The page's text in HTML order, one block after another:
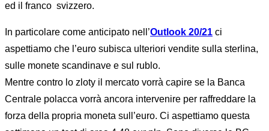
ed il franco svizzero.
In particolare come anticipato nell’Outlook 20/21 ci
aspettiamo che l’euro subisca ulteriori vendite sulla sterlina,
sulle monete scandinave e sul rublo.
Mentre contro lo zloty il mercato vorrà capire se la Banca
Centrale polacca vorrà ancora intervenire per raffreddare la
forza della propria moneta sull’euro. Ci aspettiamo questa